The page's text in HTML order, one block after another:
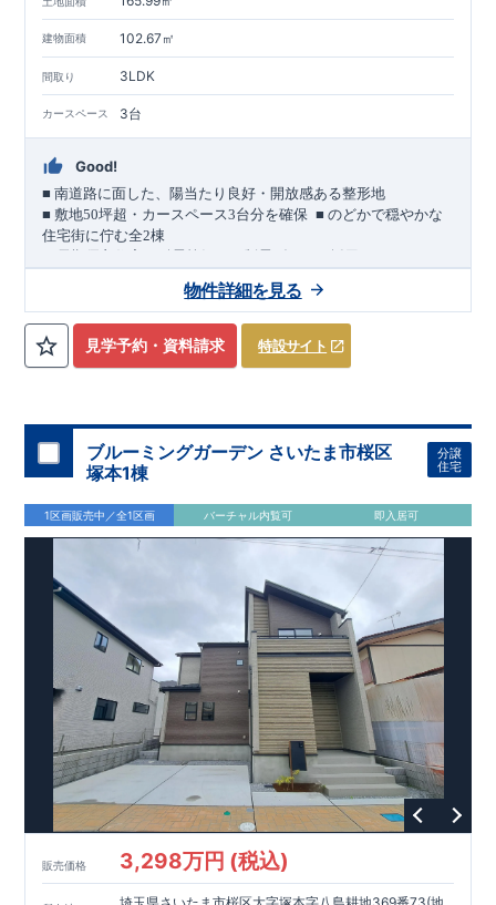
建物面積 102.67㎡
間取り 3LDK
カースペース 3台
Good!
■南道路に面した、陽当たり良好・開放感ある整形地
■敷地50坪超・カースペース3台分を確保 ​■のどかで穏やかな
住宅街に佇む全2棟
（長期優良住宅／耐震等級３・制震ダンパー採用）
たりに恵まれた立地。
あり、
採光・通風・プライバシー性にも配慮した敷地計画で
す。
加須 徒歩13分
間取りのポイント
■ 1
号棟 LDK約19.5 帖 のゆとりあるリビング
​陽当たりよく開放
感があります。
■共通
・主寝室は将来仕切れる可変型プラン ・2階洋室2部屋にウォー
クインクローゼット設置
太陽光発電（フラットプラン）採用 月額サービス料
ホテルライクで実用的な洗面空間 （オープンサニタリーirodori
詳細ページへ）
家計にやさしい住宅性能
長期優良住宅 住宅ローン控除額の優遇、 固定資産税の減額期間
延長など 税制面でのメリットが受けられます。
耐震等級 ３ ＋制震ダンパー 建築基準法の1.5倍の耐震性。 地震保
険の割引（最大50％）対象です。
現地のご案内・資料請求 受付中​ ​■完成済みにつき、​実際の
建物・設備・間取りを​ 現地にてご確認いただけます。 ​
TEL
0120-44-1081
（9:30 18:30／火水曜休み）
スマートフォンで見やすい特設サイトはこちら
見学予約・資料請求 特設サイト
物件詳細を見る
ブルーミングガーデン さいたま市桜区
塚本1棟
分譲
住宅
1区画販売中／全1区画 バーチャル内覧可 即入居可
販売価格 3,298万円 (税込)